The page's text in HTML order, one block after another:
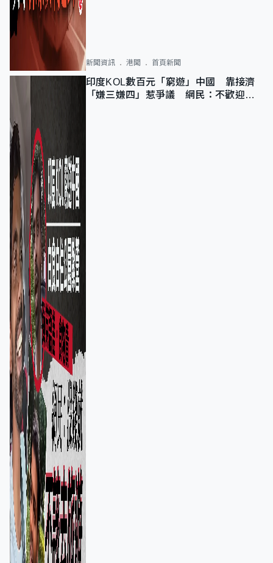
新聞資訊 港聞 首頁新聞
印度KOL數百元「窮遊」中國 靠接濟
「嫌三嫌四」惹爭議 網民：不歡迎劣